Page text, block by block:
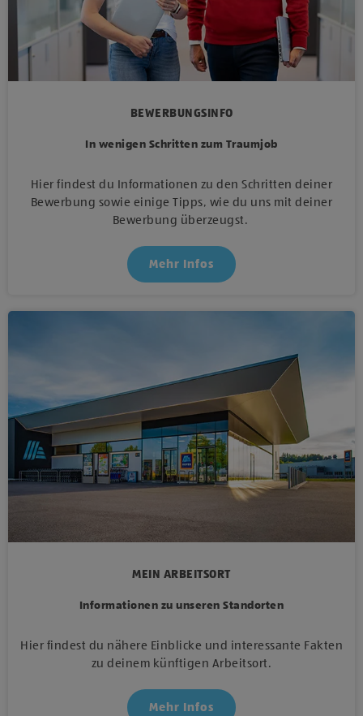
BEWERBUNGSINFO
In wenigen Schritten zum Traumjob
Hier findest du Informationen zu den Schritten deiner
Bewerbung sowie einige Tipps, wie du uns mit deiner
Bewerbung überzeugst.
Mehr Infos
MEIN ARBEITSORT
Informationen zu unseren Standorten
Hier findest du nähere Einblicke und interessante Fakten
zu deinem künftigen Arbeitsort.
Mehr Infos